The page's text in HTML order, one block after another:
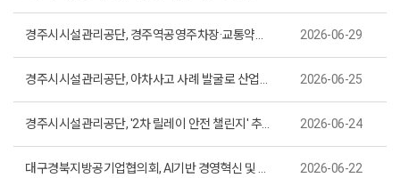
2026-06-29
2026-06-25
경주시시설관리공단, '2차 릴레이 안전 챌린지' 추진 토함산 워케이션 빌리지 현장점검 2026-06-24
2026-06-22